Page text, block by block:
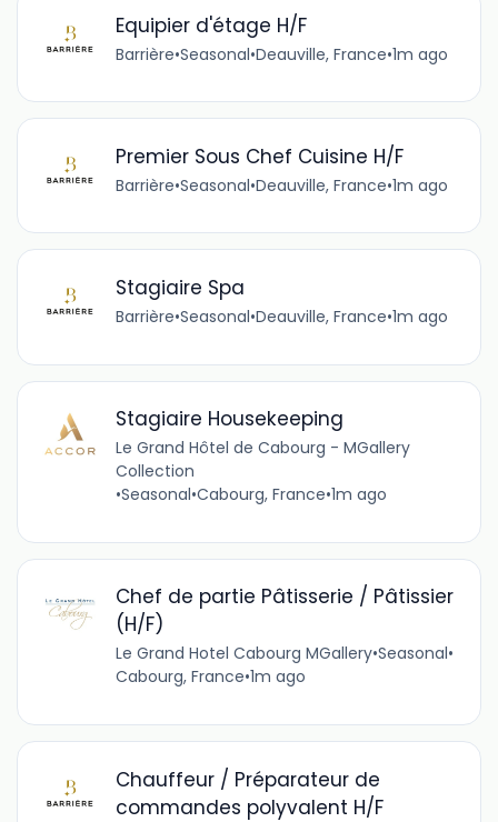
Equipier d'étage H/F
Barrière•Seasonal•Deauville, France•1m ago
Premier Sous Chef Cuisine H/F
Barrière•Seasonal•Deauville, France•1m ago
Stagiaire Spa
Barrière•Seasonal•Deauville, France•1m ago
Stagiaire Housekeeping
Le Grand Hôtel de Cabourg - MGallery
Collection
•Seasonal•Cabourg, France•1m ago
Chef de partie Pâtisserie / Pâtissier
(H/F)
Le Grand Hotel Cabourg MGallery•Seasonal•
Cabourg, France•1m ago
Chauffeur / Préparateur de
commandes polyvalent H/F